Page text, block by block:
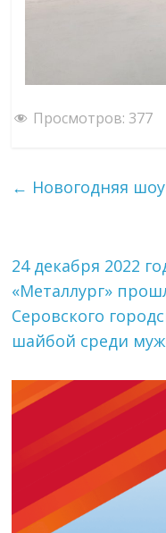
Просмотров: 377
← Новогодняя
24 декабря 2022
«Металлург»
Серовского
шайбой среди